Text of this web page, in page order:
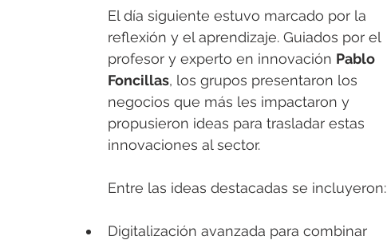
El día siguiente estuvo marcado por la
reflexión y el aprendizaje. Guiados por el
profesor y experto en innovación Pablo
Foncillas, los grupos presentaron los
negocios que más les impactaron y
propusieron ideas para trasladar estas
innovaciones al sector.
Entre las ideas destacadas se incluyeron:
Digitalización avanzada para combinar